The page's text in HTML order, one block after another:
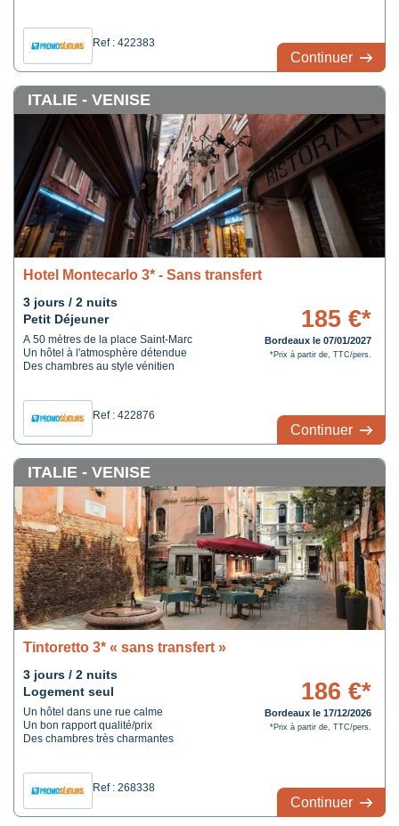
Ref : 422383
Continuer
ITALIE - VENISE
Hotel Montecarlo 3* - Sans transfert
3 jours / 2 nuits
Petit Déjeuner
A 50 mètres de la place Saint-Marc
Un hôtel à l'atmosphère détendue
Des chambres au style vénitien
Ref : 422876
185 €*
Bordeaux le 07/01/2027
*Prix à partir de, TTC/pers.
Continuer
ITALIE - VENISE
Tintoretto 3* « sans transfert »
3 jours / 2 nuits
Logement seul
Un hôtel dans une rue calme
Un bon rapport qualité/prix
Des chambres très charmantes
Ref : 268338
186 €*
Bordeaux le 17/12/2026
*Prix à partir de, TTC/pers.
Continuer